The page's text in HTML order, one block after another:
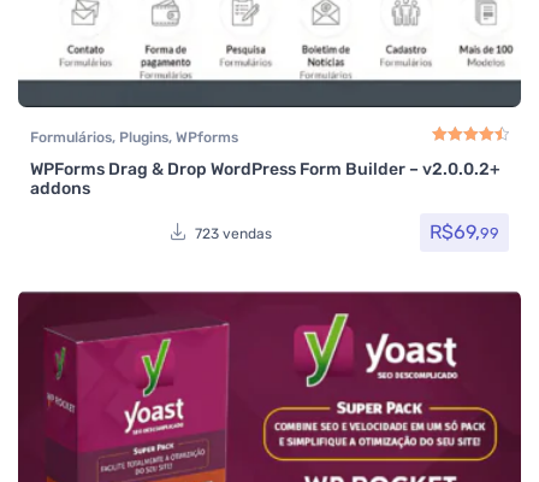
Formulários, Plugins, WPforms
Avaliação4.50
WPForms Drag & Drop WordPress Form Builder – v2.0.0.2+
addons
723 vendas R$69,99